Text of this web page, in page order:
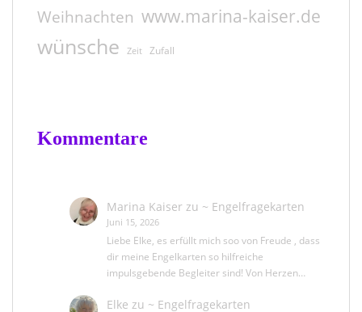
Weihnachten www.marina-kaiser.de
wünsche Zeit Zufall
Kommentare
Marina Kaiserzu ~ Engelfragekarten
Juni 15, 2026
Liebe Elke, es erfüllt mich soo von Freude , dass
dir meine Engelkarten so hilfreiche
impulsgebende Begleiter sind! Von Herzen…
Elke zu ~ Engelfragekarten